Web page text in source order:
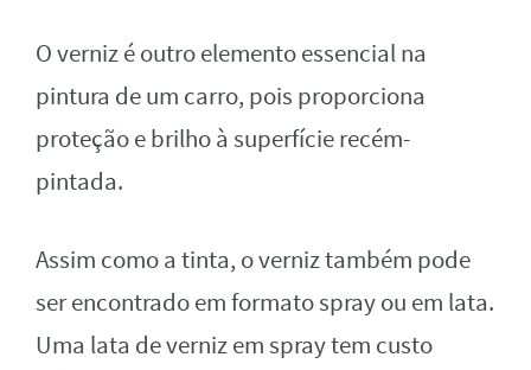
O verniz é outro elemento essencial na
pintura de um carro, pois proporciona
proteção e brilho à superfície recém-
pintada.
Assim como a tinta, o verniz também pode
ser encontrado em formato spray ou em lata.
Uma lata de verniz em spray tem custo